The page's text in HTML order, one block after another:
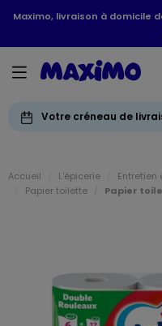
Maximo, livraison à domicile
Votre créneau de
Accueil L'épicerie Entretien
Papier toilette
Papier